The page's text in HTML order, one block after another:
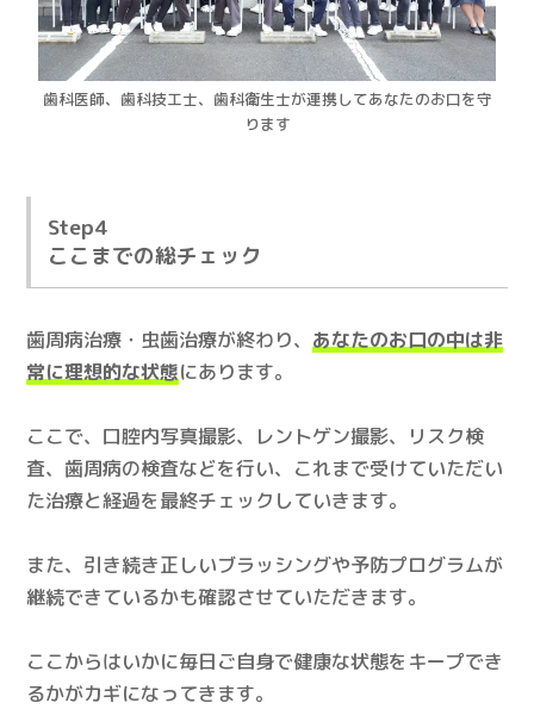
歯科医師、歯科技工士、歯科衛生士が連携してあなたのお口を守
ります
Step4
ここまでの総チェック
歯周病治療・虫歯治療が終わり、 あなたのお口の中は非
常に理想的な状態にあります。
ここで、口腔内写真撮影、レントゲン撮影、リスク検
査、歯周病の検査などを行い、これまで受けていただい
た治療と経過を最終チェックしていきます。
また、引き続き正しいブラッシングや予防プログラムが
継続できているかも確認させていただきます。
ここからはいかに毎日ご自身で健康な状態をキープでき
るかがカギになってきます。